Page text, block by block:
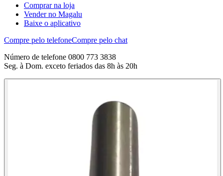
Comprar na loja
Vender no Magalu
Baixe o aplicativo
Compre pelo telefoneCompre pelo chat
Número de telefone 0800 773 3838
Seg. à Dom. exceto feriados das 8h às 20h